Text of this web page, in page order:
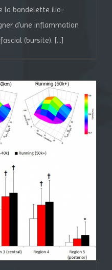
la bandelette ilio-
d’une inflammation
(bursite). [...]